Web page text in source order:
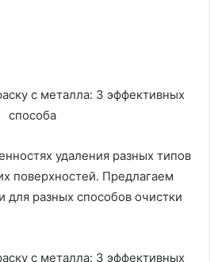
удаления разных типов
поверхностей. Предлагаем
для разных способов очистки